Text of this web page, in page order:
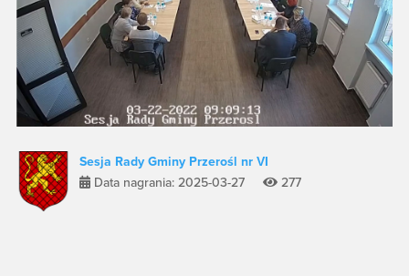
Sesja Rady Gminy Przerośl nr VI
Data nagrania: 2025-03-27
277